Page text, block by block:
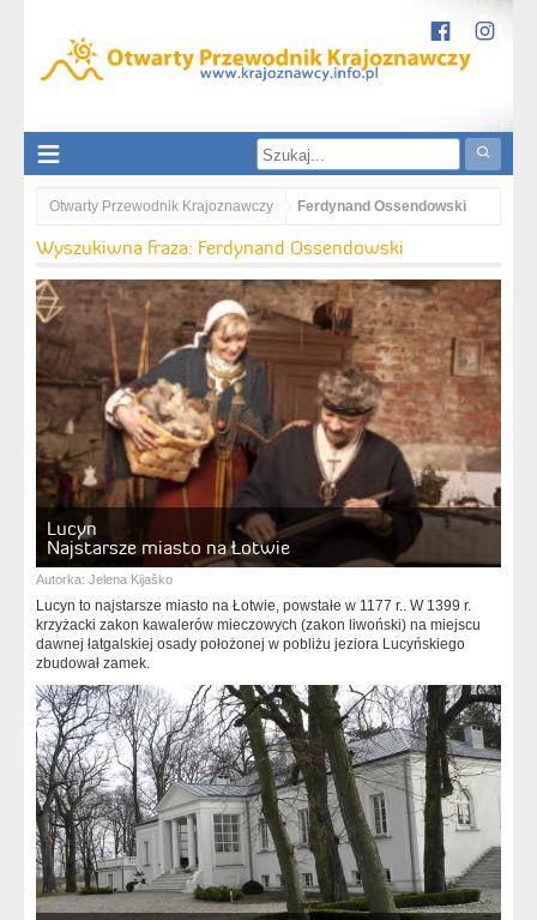
Otwarty Przewodnik Krajoznawczy Ferdynand Ossendowski
Wyszukiwna fraza: Ferdynand Ossendowski
Lucyn
Najstarsze miasto na Łotwie
Autorka: Jelena Kijaško
Lucyn to najstarsze miasto na Łotwie, powstałe w 1177 r.. W 1399 r.
krzyżacki zakon kawalerów mieczowych (zakon liwoński) na miejscu
dawnej łatgalskiej osady położonej w pobliżu jeziora Lucyńskiego
zbudował zamek.